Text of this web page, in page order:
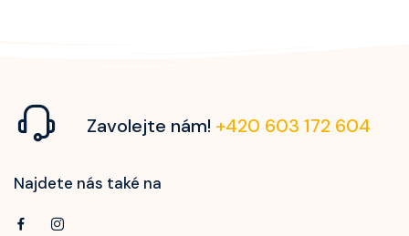
Zavolejte nám! +420 603 172 604
Najdete nás také na